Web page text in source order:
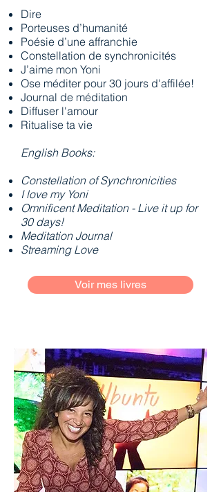
Dire
Porteuses d’humanité
Poésie d’une affranchie
Constellation de synchronicités
J’aime mon Yoni
Ose méditer pour 30 jours d'affilée!
Journal de méditation
Diffuser l'amour
Ritualise ta vie
English Books:
Constellation of Synchronicities
I love my Yoni
Omnificent Meditation - Live it up for
30 days!
Meditation Journal
Streaming Love
Voir mes livres